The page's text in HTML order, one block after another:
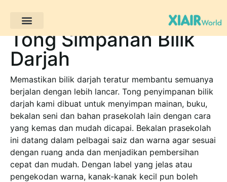
Tong Simpanan Bilik
Darjah
Memastikan bilik darjah teratur membantu semuanya
berjalan dengan lebih lancar. Tong penyimpanan bilik
darjah kami dibuat untuk menyimpan mainan, buku,
bekalan seni dan bahan prasekolah lain dengan cara
yang kemas dan mudah dicapai. Bekalan prasekolah
ini datang dalam pelbagai saiz dan warna agar sesuai
dengan ruang anda dan menjadikan pembersihan
cepat dan mudah. Dengan label yang jelas atau
pengekodan warna, kanak-kanak kecil pun boleh